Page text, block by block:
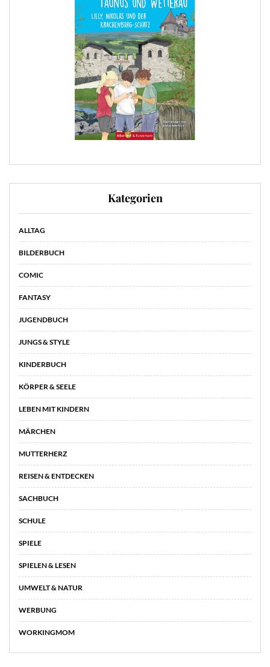
Kategorien
ALLTAG
BILDERBUCH
COMIC
FANTASY
JUGENDBUCH
JUNGS & STYLE
KINDERBUCH
KÖRPER & SEELE
LEBEN MIT KINDERN
MÄRCHEN
MUTTERHERZ
REISEN & ENTDECKEN
SACHBUCH
SCHULE
SPIELE
SPIELEN & LESEN
UMWELT & NATUR
WERBUNG
WORKINGMOM